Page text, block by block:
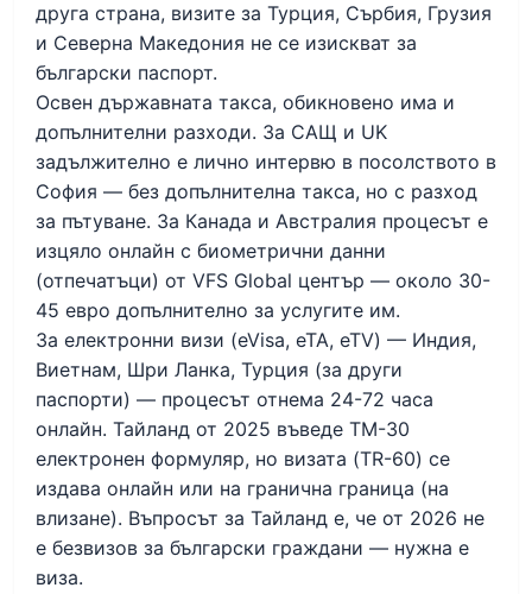
друга страна, визите за Турция, Сърбия, Грузия
и Северна Македония не се изискват за
български паспорт.
Освен държавната такса, обикновено има и
допълнителни разходи. За САЩ и UK
задължително е лично интервю в посолството в
София — без допълнителна такса, но с разход
за пътуване. За Канада и Австралия процесът е
изцяло онлайн с биометрични данни
(отпечатъци) от VFS Global център — около 30-
45 евро допълнително за услугите им.
За електронни визи (eVisa, eTA, eTV) — Индия,
Виетнам, Шри Ланка, Турция (за други
паспорти) — процесът отнема 24-72 часа
онлайн. Тайланд от 2025 въведе TM-30
електронен формуляр, но визата (TR-60) се
издава онлайн или на гранична граница (на
влизане). Въпросът за Тайланд е, че от 2026 не
е безвизов за български граждани — нужна е
виза.